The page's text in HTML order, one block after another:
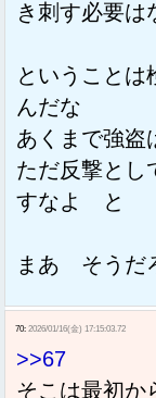
き刺す必要は
ということは
んだな
あくまで強盗
ただ反撃とし
すなよ と
まあ そうだ
70: 2026/01/16(金) 17:15:03.72
>>67
そこは最初か